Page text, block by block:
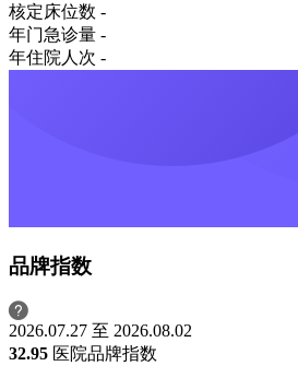
核定床位数 -
年门急诊量 -
年住院人次 -
品牌指数
2026.07.27 至 2026.08.02
32.95 医院品牌指数